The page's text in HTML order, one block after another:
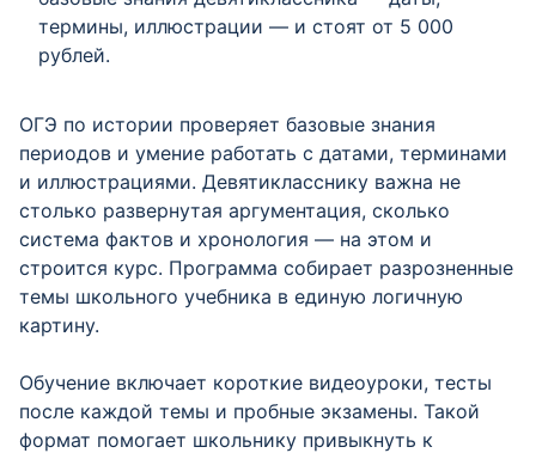
термины, иллюстрации — и стоят от 5 000
рублей.
ОГЭ по истории проверяет базовые знания
периодов и умение работать с датами, терминами
и иллюстрациями. Девятикласснику важна не
столько развернутая аргументация, сколько
система фактов и хронология — на этом и
строится курс. Программа собирает разрозненные
темы школьного учебника в единую логичную
картину.
Обучение включает короткие видеоуроки, тесты
после каждой темы и пробные экзамены. Такой
формат помогает школьнику привыкнуть к